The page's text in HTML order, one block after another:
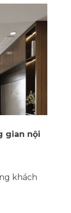
gian nội
khách